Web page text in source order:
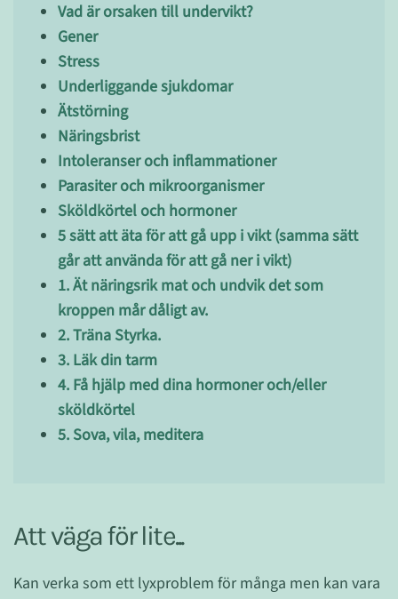
Vad är orsaken till undervikt?
Gener
Stress
Underliggande sjukdomar
Ätstörning
Näringsbrist
Intoleranser och inflammationer
Parasiter och mikroorganismer
Sköldkörtel och hormoner
5 sätt att äta för att gå upp i vikt (samma sätt
går att använda för att gå ner i vikt)
1. Ät näringsrik mat och undvik det som
kroppen mår dåligt av.
2. Träna Styrka.
3. Läk din tarm
4. Få hjälp med dina hormoner och/eller
sköldkörtel
5. Sova, vila, meditera
Att väga för lite...
Kan verka som ett lyxproblem för många men kan vara